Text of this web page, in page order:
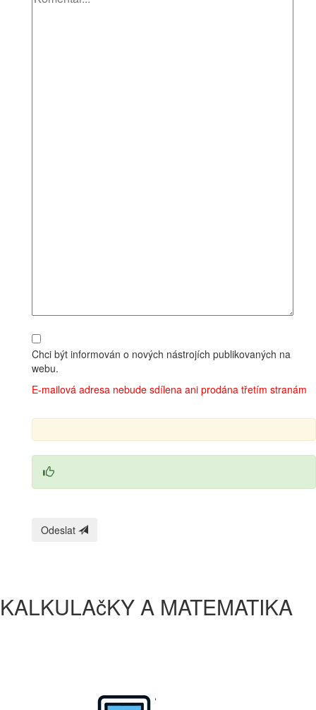
Chci být informován o nových nástrojích publikovaných na
webu.
E-mailová adresa nebude sdílena ani prodána třetím stranám
Odeslat
KALKULAčKY A MATEMATIKA